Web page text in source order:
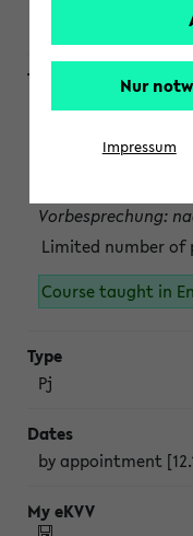
Wendisch, Peters-
Projektmodul
Persönliche
Vorbesprechung:
Limited number of
Course taught in
Pj
by appointment
Nur
Impressum